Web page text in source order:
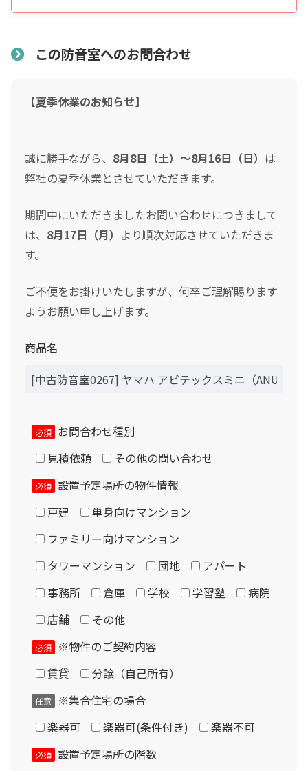
頭金
頭金の金額をスライドして下さい（1万円単位）
0
ボーナス月の加算（上乗せ）金額をスライドして下さい（1万円単位）
シュミレーション結果
月々のお支払金額
（初回月のみ）お支払金額
税込お支払総額
Please enter the security code
9 + 7 =
設置について
現品について
この防音室へのお問合わせ
【夏季休業のお知らせ】
誠に勝手ながら、 8月8日（土）～8月16日（日） は
弊社の夏季休業とさせていただきます。
期間中にいただきましたお問い合わせにつきまして
は、 8月17日（月） より順次対応させていただきま
す。
ご不便をお掛けいたしますが、何卒ご理解賜ります
ようお願い申し上げます。
商品名
必須 お問合わせ種別
見積依頼
その他の問い合わせ
必須 設置予定場所の物件情報
戸建
単身向けマンション
ファミリー向けマンション
タワーマンション
団地
アパート
事務所
倉庫 学校 学習塾
病院
店舗
その他
必須
※物件のご契約内容
賃貸
分譲（自己所有）
任意
※集合住宅の場合
楽器可
楽器可(条件付き) 楽器不可
必須 設置予定場所の階数